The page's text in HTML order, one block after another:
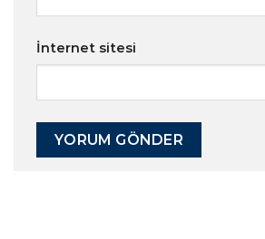
İnternet sitesi